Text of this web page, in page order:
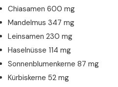
Chiasamen 600 mg
Mandelmus 347 mg
Leinsamen 230 mg
Haselnüsse 114 mg
Sonnenblumenkerne 87 mg
Kürbiskerne 52 mg